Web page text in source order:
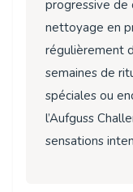
progressive de
nettoyage en
régulièrement
semaines de
spéciales ou
l’Aufguss
sensations